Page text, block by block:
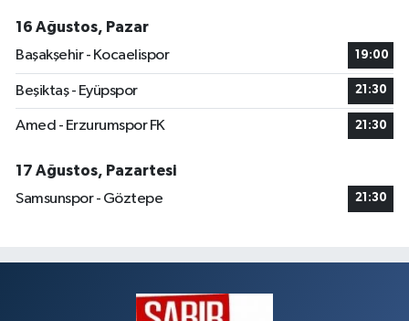
16 Ağustos, Pazar
Başakşehir - Kocaelispor
19:00
Beşiktaş - Eyüpspor 21:30
Amed - Erzurumspor FK 21:30
17 Ağustos, Pazartesi
Samsunspor - Göztepe
21:30